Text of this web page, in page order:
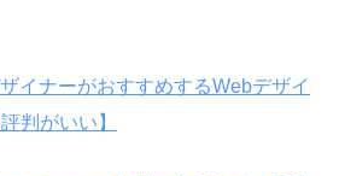
イナーがおすすめするWebデザイ
判がいい】